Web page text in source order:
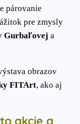
párovanie
pre zmysly
Gurbaľovej a
obrazov
FITArt, ako aj
akcie a